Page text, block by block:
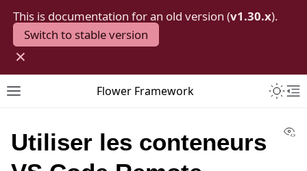
This is documentation for an old version (v1.30.x).
Switch to stable version
×
Toggle site navigation sidebar
Flower Framework
Utiliser les conteneurs